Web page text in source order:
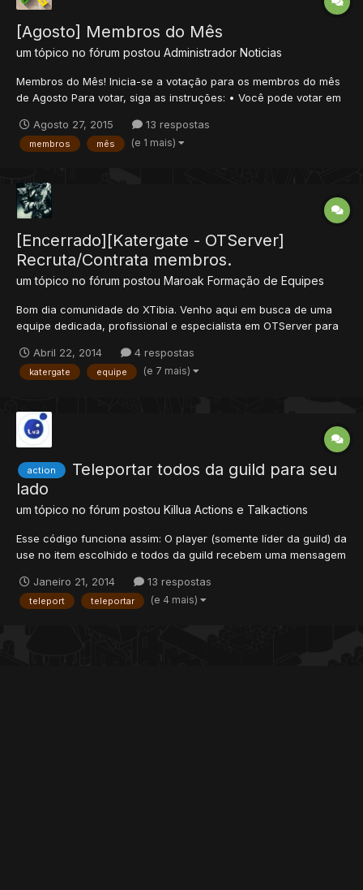
[Agosto] Membros do Mês
um tópico no fórum postou Administrador Noticias
Membros do Mês! Inicia-se a votação para os membros do mês
de Agosto Para votar, siga as instruções: • Você pode votar em
votem em você. Se esse ato for descoberto, o membro além de
desclassificado será penalizado. • Você pode votar...
Agosto 27, 2015 13 respostas
membros mês (e 1 mais)
[Encerrado][Katergate - OTServer]
Recruta/Contrata membros.
um tópico no fórum postou Maroak Formação de Equipes
Bom dia comunidade do XTibia. Venho aqui em busca de uma
equipe dedicada, profissional e especialista em OTServer para
projeto Katergate tem como objetivo, além de qualidade e
diversão, trazer aos jogadores alg...
Abril 22, 2014 4 respostas
katergate equipe (e 7 mais)
action
Teleportar todos da guild para seu
lado
um tópico no fórum postou Killua Actions e Talkactions
Esse código funciona assim: O player (somente líder da guild) da
use no item escolhido e todos da guild recebem uma mensagem
você quer ir? Diga !yes para aceitar. Você tem X segundos para
aceitar.". Depois disso, todos os membros da gui...
Janeiro 21, 2014 13 respostas
teleport teleportar (e 4 mais)